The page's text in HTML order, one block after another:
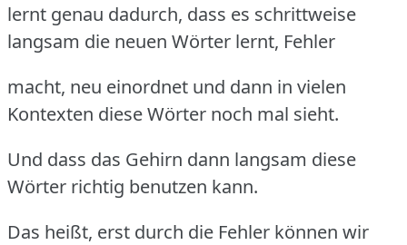
lernt genau dadurch, dass es schrittweise
langsam die neuen Wörter lernt, Fehler
macht, neu einordnet und dann in vielen
Kontexten diese Wörter noch mal sieht.
Und dass das Gehirn dann langsam diese
Wörter richtig benutzen kann.
Das heißt, erst durch die Fehler können wir